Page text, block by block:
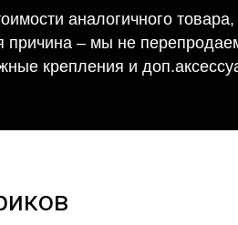
аналогичного
причина – мы не
крепления и